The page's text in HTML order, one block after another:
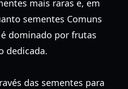
mais raras e, em
sementes Comuns
dominado por frutas
dedicada.
das sementes para